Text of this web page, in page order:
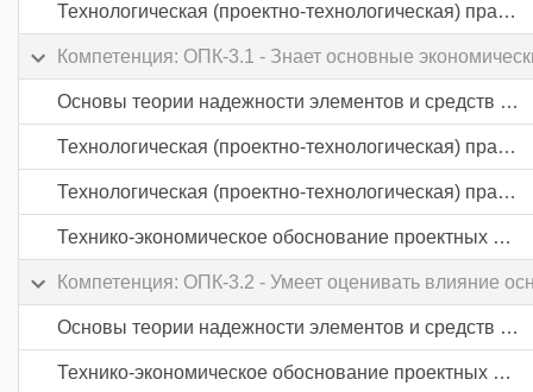
Технологическая (проектно-технологическая) практика
Компетенция: ОПК-3.1 - Знает основные
Основы теории надежности элементов и средств автоматики
Технологическая (проектно-технологическая) практика
Технологическая (проектно-технологическая) практика
Технико-экономическое обоснование проектных решений
Компетенция: ОПК-3.2 - Умеет оценивать влияние
Основы теории надежности элементов и средств автоматики
Технико-экономическое обоснование проектных решений